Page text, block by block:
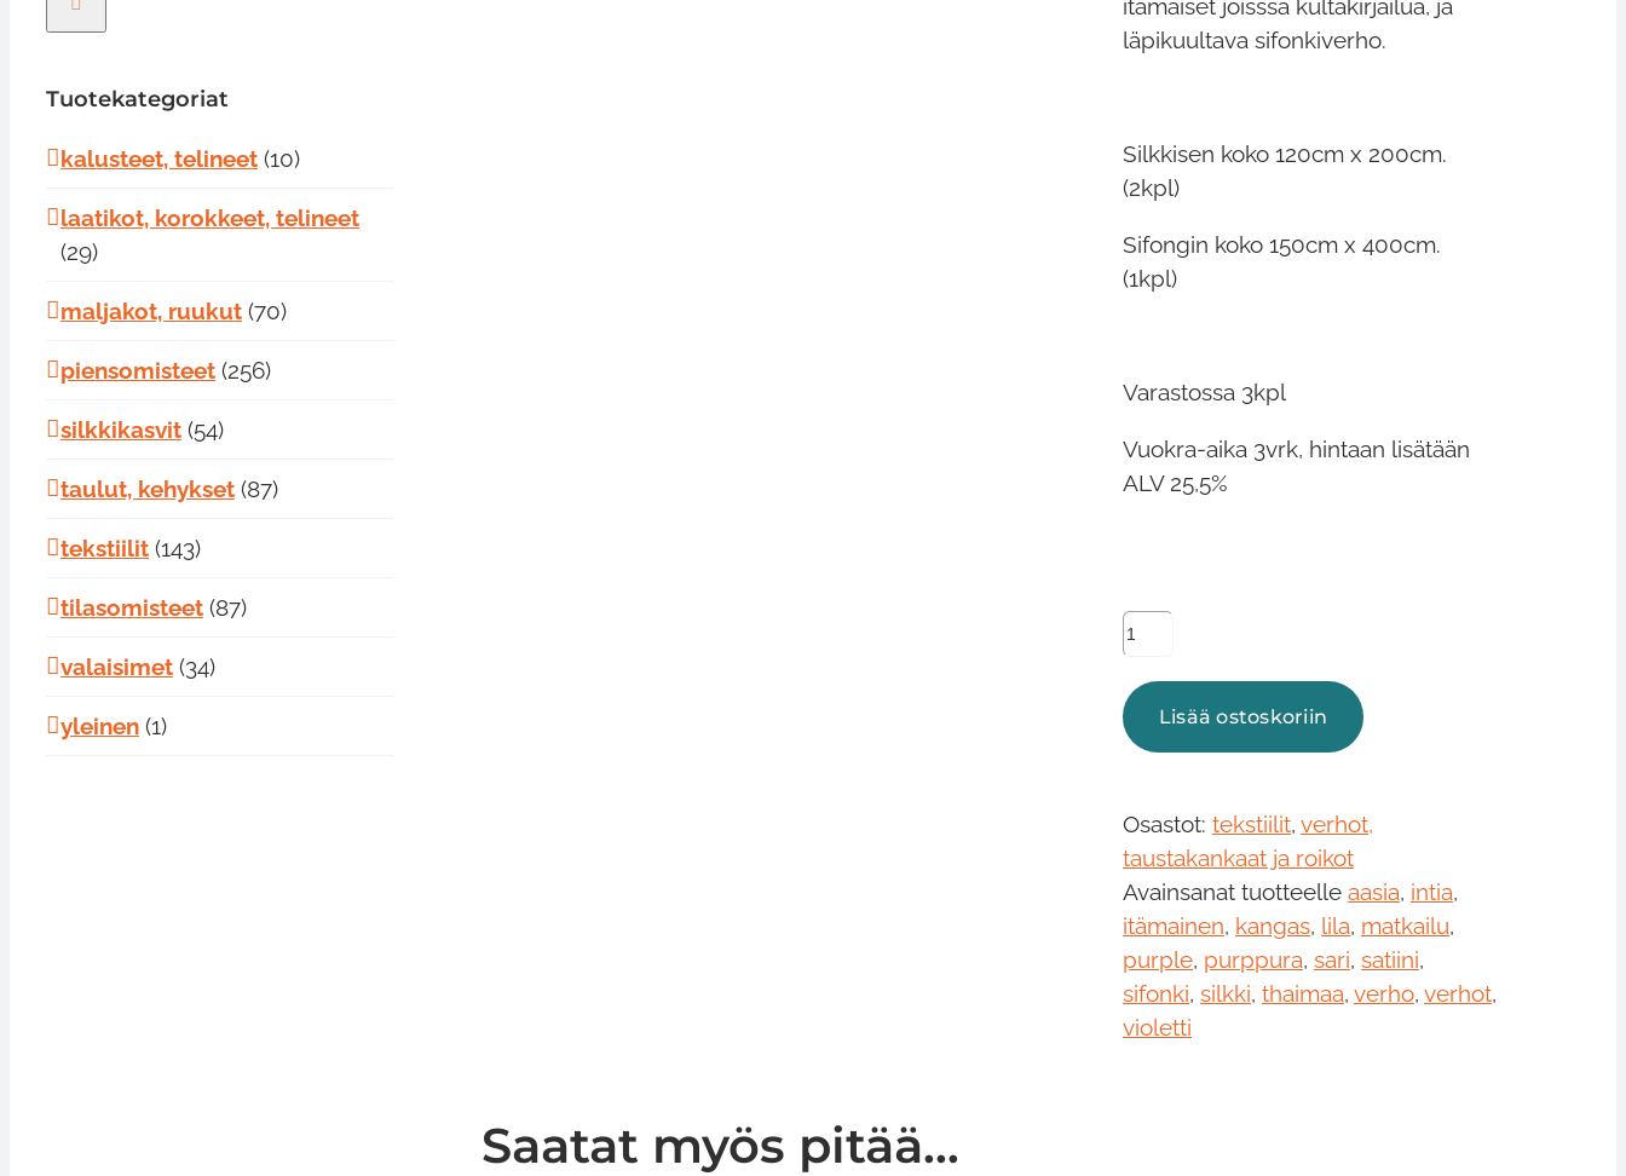
itämaiset joisssa kultakirjailua, ja
läpikuultava sifonkiverho.
Silkkisen koko 120cm x 200cm.
(2kpl)
Sifongin koko 150cm x 400cm.
(1kpl)
Varastossa 3kpl
Vuokra-aika 3vrk, hintaan lisätään
ALV 25,5%
Verhot,
lila,
erilaisia
määräLisää ostoskoriin
Osastot: tekstiilit, verhot,
taustakankaat ja roikot
Avainsanat tuotteelle aasia, intia,
itämainen, kangas, lila, matkailu,
purple, purppura, sari, satiini,
sifonki, silkki, thaimaa, verho, verhot,
violetti
Saatat myös pitää...
Tuotekategoriat
kalusteet, telineet (10)
laatikot, korokkeet, telineet
(29)
maljakot, ruukut (70)
piensomisteet (256)
silkkikasvit (54)
taulut, kehykset (87)
tekstiilit (143)
tilasomisteet (87)
valaisimet (34)
yleinen (1)